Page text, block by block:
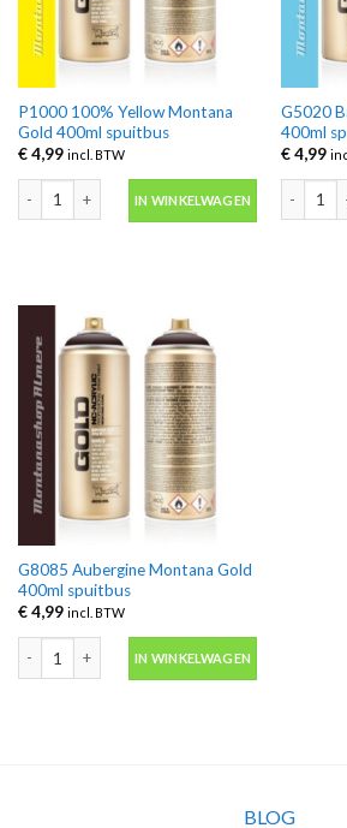
P1000 100% Yellow Montana
Gold 400ml spuitbus
€4,99 incl. BTW
P1000 100% Yellow Montana Gold 400ml
IN WINKELWAGEN
G5020
400ml
€4,99
G5020
G8085 Aubergine Montana Gold
400ml spuitbus
€4,99 incl. BTW
IN WINKELWAGEN
BLOG